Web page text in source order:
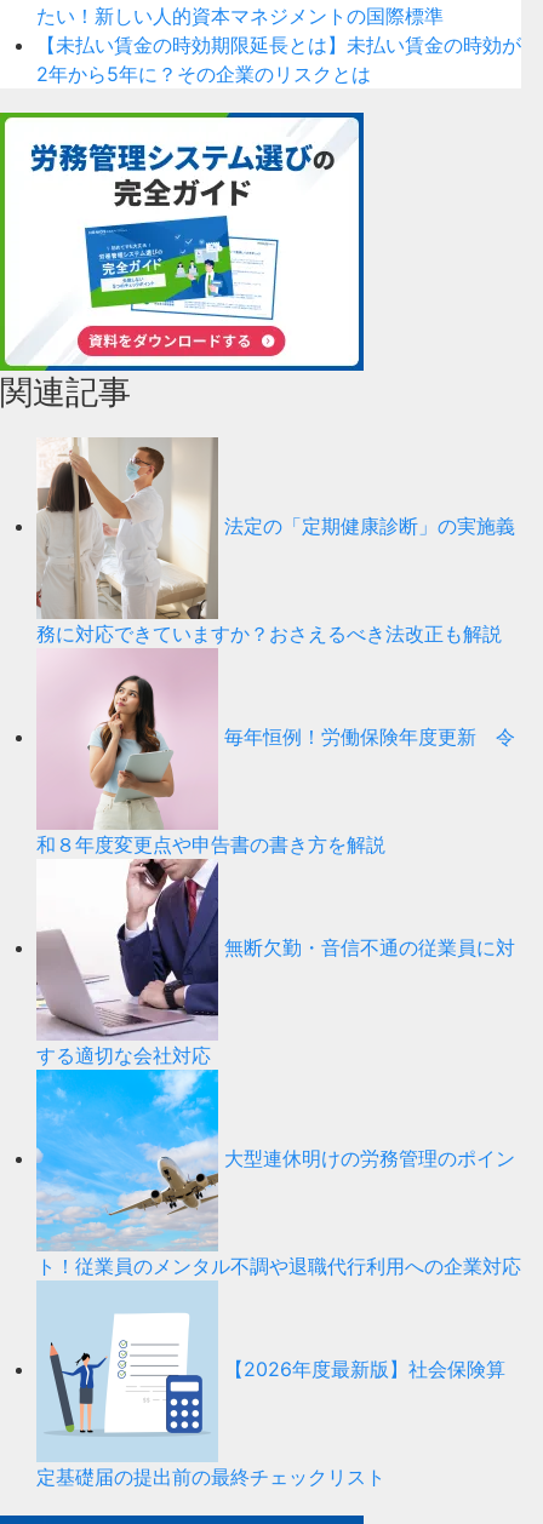
たい！新しい人的資本マネジメントの国際標準
【未払い賃金の時効期限延長とは】未払い賃金の時効が
2年から5年に？その企業のリスクとは
関連記事
法定の「定期健康診断」の実施義
務に対応できていますか？おさえるべき法改正も解説
毎年恒例！労働保険年度更新 令
和８年度変更点や申告書の書き方を解説
無断欠勤・音信不通の従業員に対
する適切な会社対応
大型連休明けの労務管理のポイン
ト！従業員のメンタル不調や退職代行利用への企業対応
【2026年度最新版】社会保険算
定基礎届の提出前の最終チェックリスト